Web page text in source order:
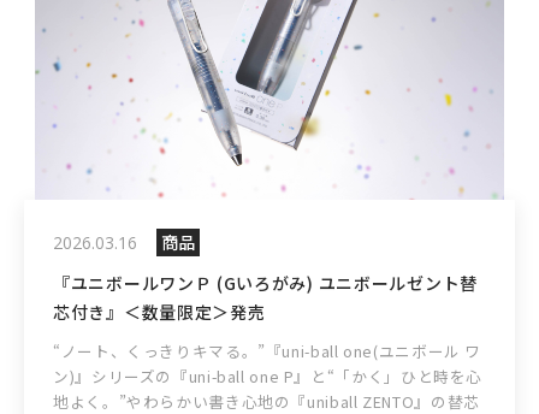
2026.03.16
商品
『ユニボールワンＰ (Gいろがみ) ユニボールゼント替
芯付き』＜数量限定＞発売
“ノート、くっきりキマる。”『uni-ball one(ユニボール ワ
ン)』シリーズの『uni-ball one P』と“「かく」ひと時を心
地よく。”やわらかい書き心地の『uniball ZENTO』の替芯